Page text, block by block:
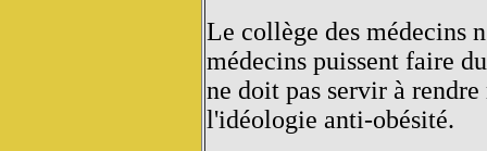
Le collège des médecins
médecins puissent faire
ne doit pas servir à
l'idéologie anti-obésité.